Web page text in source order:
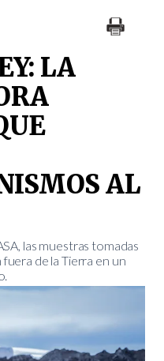
LA
AL
las muestras tomadas
de la Tierra en un